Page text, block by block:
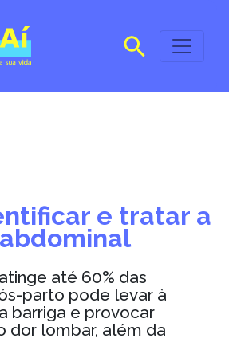
e tratar a
até 60% das
parto pode levar à
barriga e provocar
dor lombar, além da